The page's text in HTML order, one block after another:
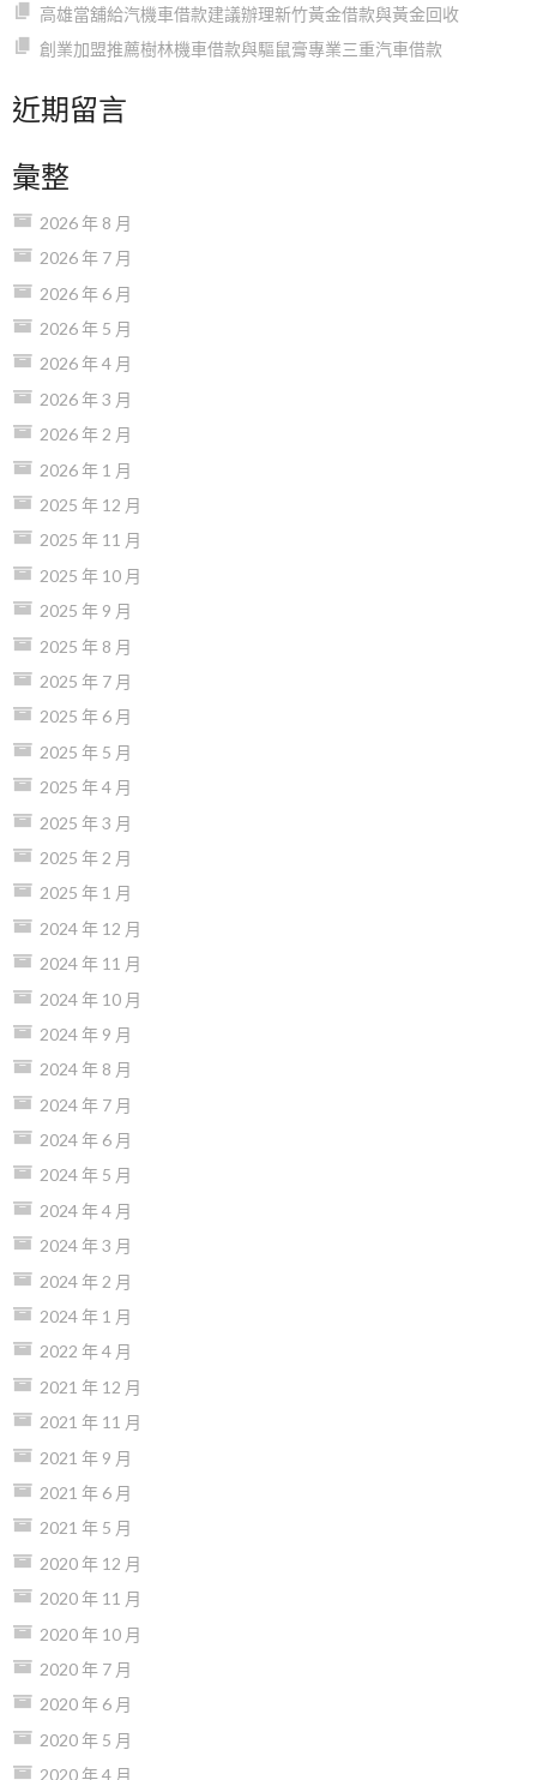
高雄當舖給汽機車借款建議辦理新竹黃金借款與黃金回收
創業加盟推薦樹林機車借款與驅鼠膏專業三重汽車借款
近期留言
彙整
2026 年 8 月
2026 年 7 月
2026 年 6 月
2026 年 5 月
2026 年 4 月
2026 年 3 月
2026 年 2 月
2026 年 1 月
2025 年 12 月
2025 年 11 月
2025 年 10 月
2025 年 9 月
2025 年 8 月
2025 年 7 月
2025 年 6 月
2025 年 5 月
2025 年 4 月
2025 年 3 月
2025 年 2 月
2025 年 1 月
2024 年 12 月
2024 年 11 月
2024 年 10 月
2024 年 9 月
2024 年 8 月
2024 年 7 月
2024 年 6 月
2024 年 5 月
2024 年 4 月
2024 年 3 月
2024 年 2 月
2024 年 1 月
2022 年 4 月
2021 年 12 月
2021 年 11 月
2021 年 9 月
2021 年 6 月
2021 年 5 月
2020 年 12 月
2020 年 11 月
2020 年 10 月
2020 年 7 月
2020 年 6 月
2020 年 5 月
2020 年 4 月